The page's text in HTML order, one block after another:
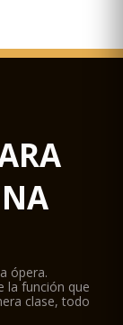
ópera.
la función que
clase, todo